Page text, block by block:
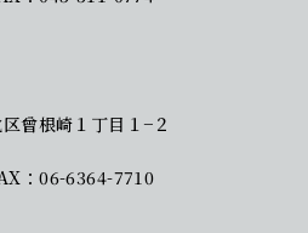
曾根崎１丁目１−２
：06-6364-7710